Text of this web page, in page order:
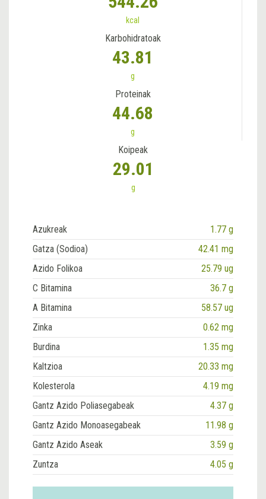
kcal
Karbohidratoak
43.81
g
Proteinak
44.68
g
Koipeak
29.01
g
Azukreak
1.77 g
Gatza (Sodioa)
42.41 mg
Azido Folikoa
25.79 ug
C Bitamina
36.7 g
A Bitamina
58.57 ug
Zinka
0.62 mg
Burdina
1.35 mg
Kaltzioa
20.33 mg
Kolesterola
4.19 mg
Gantz Azido Poliasegabeak
4.37 g
Gantz Azido Monoasegabeak
11.98 g
Gantz Azido Aseak
3.59 g
Zuntza
4.05 g